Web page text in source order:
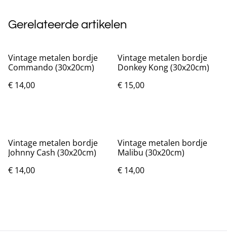
Gerelateerde artikelen
Vintage metalen bordje
Commando (30x20cm)
€ 14,00
Vintage metalen bordje
Donkey Kong (30x20cm)
€ 15,00
Vintage metalen bordje
Johnny Cash (30x20cm)
€ 14,00
Vintage metalen bordje
Malibu (30x20cm)
€ 14,00